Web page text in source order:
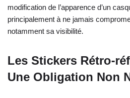
modification de l’apparence d’un
principalement à ne jamais
notamment sa visibilité.
Les Stickers Rétro-
Une Obligation Non